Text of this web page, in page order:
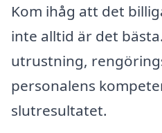
Kom ihåg att det
inte alltid är det
utrustning,
personalens
slutresultatet.